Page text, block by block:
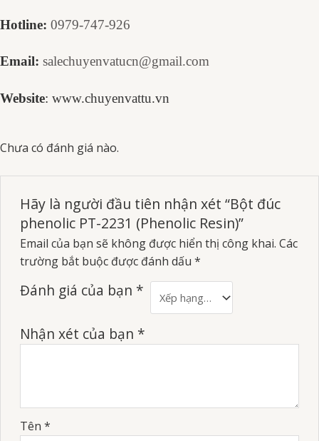
Hotline: 0979-747-926
Email: salechuyenvatucn@gmail.com
Website: www.chuyenvattu.vn
Chưa có đánh giá nào.
Hãy là người đầu tiên nhận xét “Bột đúc
phenolic PT-2231 (Phenolic Resin)”
Email của bạn sẽ không được hiển thị công khai. Các
trường bắt buộc được đánh dấu *
Đánh giá của bạn *
Nhận xét của bạn *
Tên *